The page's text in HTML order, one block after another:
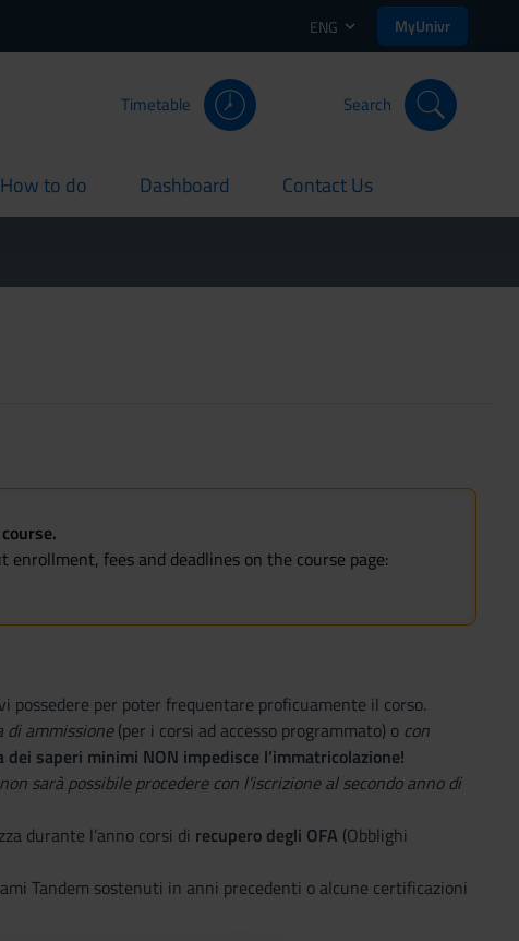
ENG MyUnivr
Timetable Search
How to do
current Dashboard
current Contact Us
current
fees and deadlines on the course page:
possedere per poter frequentare proficuamente il corso.
ammissione(per i corsi ad accesso programmato) o con
saperi minimi NON impedisce l’immatricolazione!
non sarà possibile procedere con l’iscrizione al secondo anno di
durante l’anno corsi di recupero degli OFA (Obblighi
Tandem sostenuti in anni precedenti o alcune certificazioni